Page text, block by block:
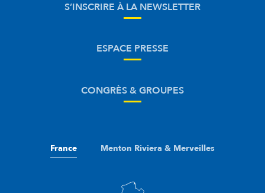
S’INSCRIRE À LA NEWSLETTER
ESPACE PRESSE
CONGRÈS & GROUPES
France Menton Riviera & Merveilles